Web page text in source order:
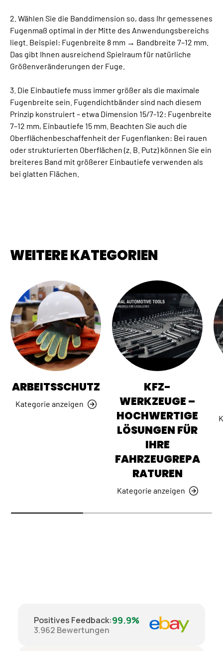
2. Wählen Sie die Banddimension so, dass Ihr gemessenes
Fugenmaß optimal in der Mitte des Anwendungsbereichs
liegt. Beispiel: Fugenbreite 8 mm → Bandbreite 7–12 mm.
Das gibt Ihnen ausreichend Spielraum für natürliche
Größenveränderungen der Fuge.
3. Die Einbautiefe muss immer größer als die maximale
Fugenbreite sein. Fugendichtbänder sind nach diesem
Prinzip konstruiert – etwa Dimension 15/7-12: Fugenbreite
7–12 mm, Einbautiefe 15 mm. Beachten Sie auch die
Oberflächenbeschaffenheit der Fugenflanken: Bei rauen
oder strukturierten Oberflächen (z. B. Putz) können Sie ein
breiteres Band mit größerer Einbautiefe verwenden als
bei glatten Flächen.
WEITERE KATEGORIEN
ARBEITSSCHUTZ
Kategorie anzeigen
KFZ-
WERKZEUGE –
HOCHWERTIGE
LÖSUNGEN FÜR
IHRE
FAHRZEUGREPA
RATUREN
Kategorie anzeigen
Positives Feedback:99.9%
3.962 Bewertungen